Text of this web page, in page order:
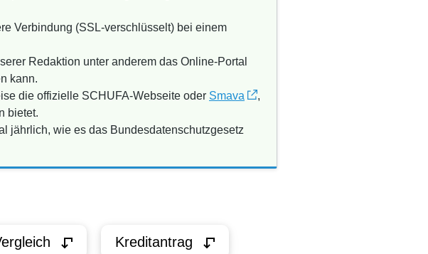
Verbindung (SSL-verschlüsselt) bei einem
Redaktion unter anderem das Online-Portal
kann.
die offizielle SCHUFA-Webseite oder Smava
,
bietet.
jährlich, wie es das Bundesdatenschutzgesetz
Kreditantrag